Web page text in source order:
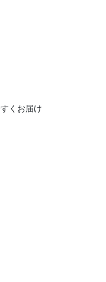
くお届け